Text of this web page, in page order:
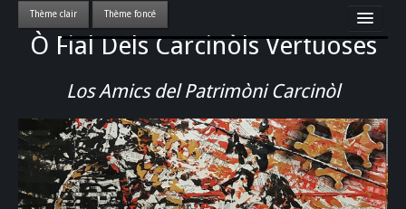
Ò Fial Dels Carcinòls Vertuoses
Los Amics del Patrimòni Carcinòl
Accueil
LES QUERCYNOIS & LEUR CULTURE
PATRIMOINE
GASTRONOMIE
ACTUALITE-CULTURE-EVENEMENTS LOCAUX